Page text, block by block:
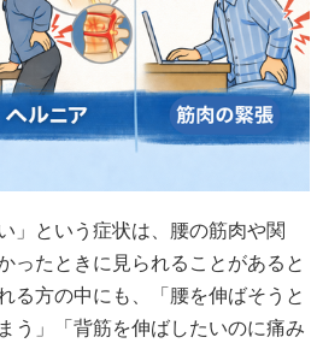
」という症状は、腰の筋肉や関
ったときに見られることがあると
る方の中にも、「腰を伸ばそうと
う」「背筋を伸ばしたいのに痛み